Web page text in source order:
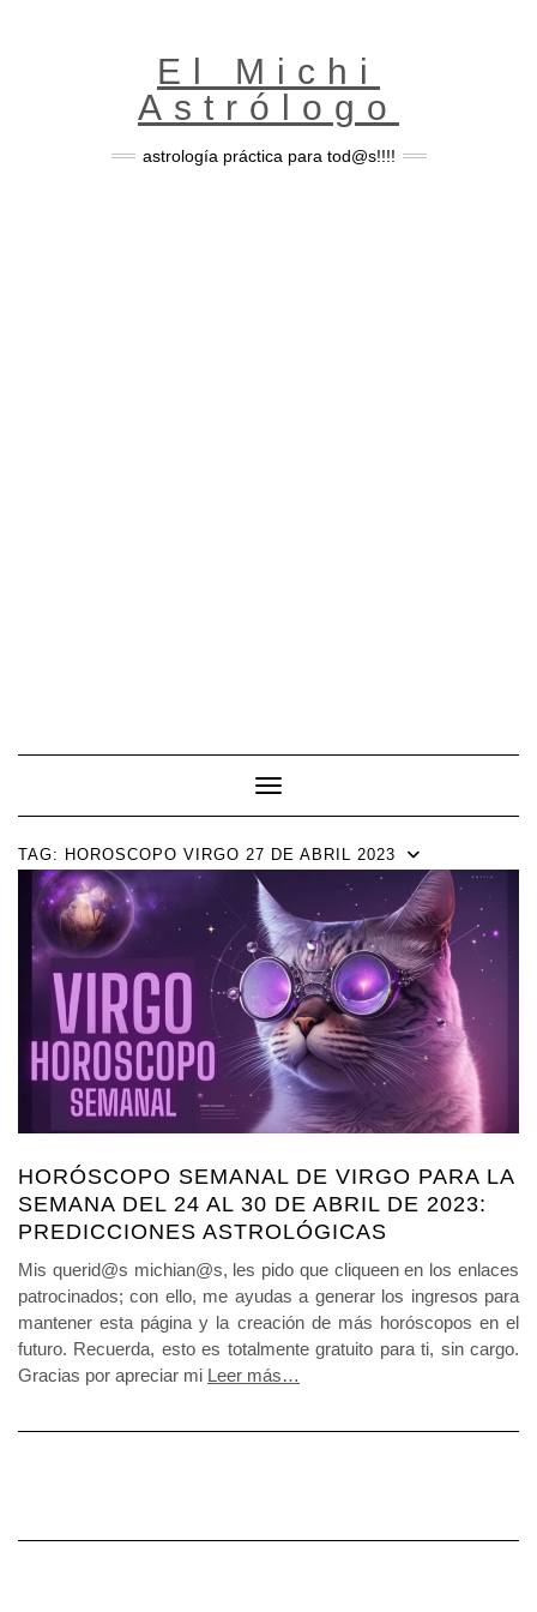
El Michi
Astrólogo
astrología práctica para tod@s!!!!
Toggle Navigation
TAG: HOROSCOPO VIRGO 27 DE ABRIL 2023
HORÓSCOPO SEMANAL DE VIRGO PARA LA
SEMANA DEL 24 AL 30 DE ABRIL DE 2023:
PREDICCIONES ASTROLÓGICAS
Mis querid@s michian@s, les pido que cliqueen en los enlaces
patrocinados; con ello, me ayudas a generar los ingresos para
mantener esta página y la creación de más horóscopos en el
futuro. Recuerda, esto es totalmente gratuito para ti, sin cargo.
Gracias por apreciar mi Leer más…